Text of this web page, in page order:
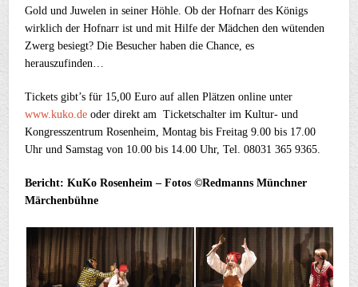
Gold und Juwelen in seiner Höhle. Ob der Hofnarr des Königs
wirklich der Hofnarr ist und mit Hilfe der Mädchen den wütenden
Zwerg besiegt? Die Besucher haben die Chance, es
herauszufinden…
Tickets gibt’s für 15,00 Euro auf allen Plätzen online unter
www.kuko.de oder direkt am Ticketschalter im Kultur- und
Kongresszentrum Rosenheim, Montag bis Freitag 9.00 bis 17.00
Uhr und Samstag von 10.00 bis 14.00 Uhr, Tel. 08031 365 9365.
Bericht: KuKo Rosenheim – Fotos ©Redmanns Münchner
Märchenbühne